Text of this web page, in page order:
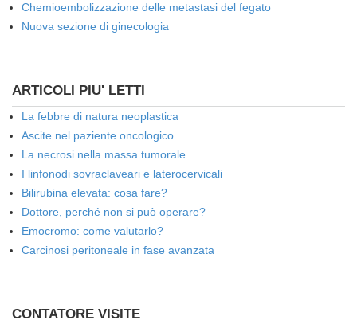
Chemioembolizzazione delle metastasi del fegato
Nuova sezione di ginecologia
ARTICOLI PIU' LETTI
La febbre di natura neoplastica
Ascite nel paziente oncologico
La necrosi nella massa tumorale
I linfonodi sovraclaveari e laterocervicali
Bilirubina elevata: cosa fare?
Dottore, perché non si può operare?
Emocromo: come valutarlo?
Carcinosi peritoneale in fase avanzata
CONTATORE VISITE